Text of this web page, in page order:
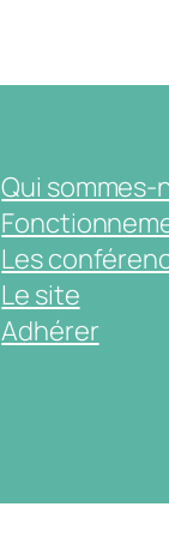
Qui sommes-
Les
Le site
Adhérer